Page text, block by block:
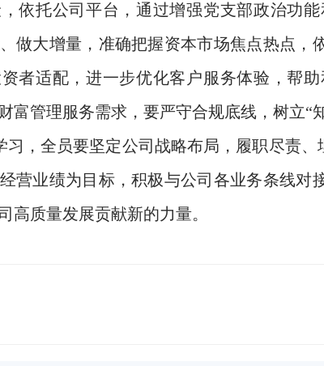
依托公司平台，通过增强党支部政治功
做大增量，准确把握资本市场焦点热点
者适配，进一步优化客户服务体验，帮
富管理服务需求，要严守合规底线，树立“
习，全员要坚定公司战略布局，履职尽责
营业绩为目标，积极与公司各业务条线
高质量发展贡献新的力量。